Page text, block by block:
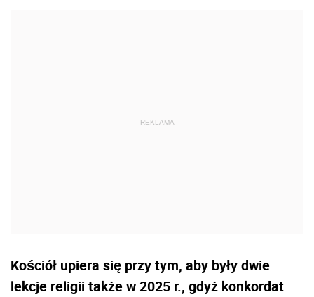
Kościół upiera się przy tym, aby były dwie
lekcje religii także w 2025 r., gdyż konkordat